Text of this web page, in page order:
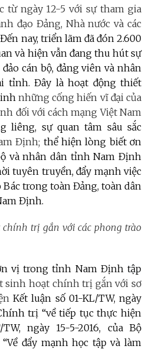
từ ngày 12-5 với sự tham gia
đạo Đảng, Nhà nước và các
Đến nay, triển lãm đã đón 2.600
và hiện vẫn đang thu hút sự
cán bộ, đảng viên và nhân
tỉnh. Đây là hoạt động thiết
những cống hiến vĩ đại của
đối với cách mạng Việt Nam
liêng, sự quan tâm sâu sắc
Định; thể hiện lòng biết ơn
và nhân dân tỉnh Nam Định
tuyên truyền, đẩy mạnh việc
Bác trong toàn Đảng, toàn dân
Định.
trị gắn với các phong trào
vị trong tỉnh Nam Định tập
sinh hoạt chính trị gắn với sơ
Kết luận số 01-KL/TW, ngày
trị “về tiếp tục thực hiện
ngày 15-5-2016, của Bộ
đẩy mạnh học tập và làm